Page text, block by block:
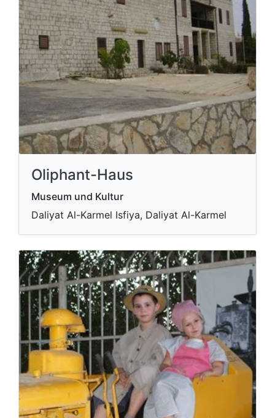
Oliphant-Haus
Museum und Kultur
Daliyat Al-Karmel Isfiya, Daliyat Al-Karmel